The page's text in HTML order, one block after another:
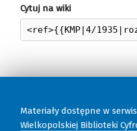
Cytuj na wiki
Materiały dostępne w
Wielkopolskiej Biblioteki